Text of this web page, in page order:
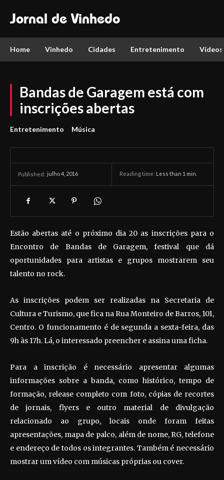
Jornal de Vinhedo
Home Vinhedo Cidades Entretenimento Vídeos
Bandas de Garagem está com
inscrições abertas
Entretenimento Música
Published: julho 4, 2016 Reading time: Less than 1 min.
Estão abertas até o próximo dia 20 as inscrições para o
Encontro de Bandas de Garagem, festival que dá
oportunidades para artistas e grupos mostrarem seu
talento no rock.
As inscrições podem ser realizadas na Secretaria de
Cultura e Turismo, que fica na Rua Monteiro de Barros, 101,
Centro. O funcionamento é de segunda a sexta-feira, das
9h às 17h. Lá, o interessado preencher e assina uma ficha.
Para a inscrição é necessário apresentar algumas
informações sobre a banda, como histórico, tempo de
formação, release completo com foto, cópias de recortes
de jornais, flyers e outro material de divulgação
relacionado ao grupo, locais onde foram feitas
apresentações, mapa de palco, além de nome, RG, telefone
e endereço de todos os integrantes. Também é necessário
mostrar um vídeo com músicas próprias ou cover.